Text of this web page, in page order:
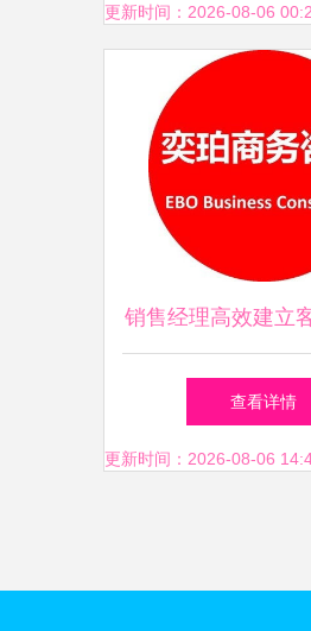
更新时间：2026-08-06
销售经理高效建立
全流程指南
查看详情
更新时间：2026-08-06